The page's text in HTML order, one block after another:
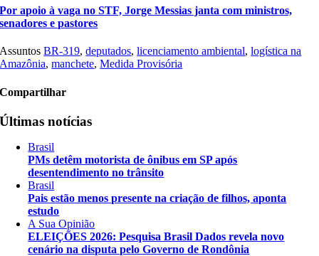
Por apoio à vaga no STF, Jorge Messias janta com ministros,
senadores e pastores
Assuntos BR-319,deputados,licenciamento ambiental,logística na
Amazônia,manchete,Medida Provisória
Compartilhar
Últimas notícias
Brasil
PMs detêm motorista de ônibus em SP após
desentendimento no trânsito
Brasil
Pais estão menos presente na criação de filhos, aponta
estudo
A Sua Opinião
ELEIÇÕES 2026: Pesquisa Brasil Dados revela novo
cenário na disputa pelo Governo de Rondônia